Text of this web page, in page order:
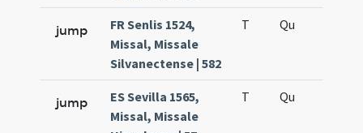
jump
FR Senlis 1524,
Missal, Missale
Silvanectense | 582
T Qu
jump
ES Sevilla 1565,
Missal, Missale
T Qu